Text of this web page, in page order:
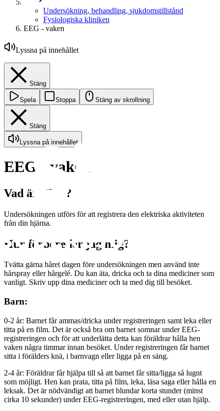
Undersökning, behandling, sjukdomstillstånd
Fysiologiska kliniken
EEG - vaken
Lyssna på innehållet
Stäng
Spela Stoppa Stäng av skrollning
Stäng
Lyssna på innehållet
EEG - vaken
Vad är EEG?
Undersökningen utförs för att registrera den elektriska aktiviteten
från din hjärna.
Hur förbereder jag mig?
Tvätta gärna håret dagen före undersökningen men använd inte
hårspray eller hårgelé. Du kan äta, dricka och ta dina mediciner som
vanligt. Skriv upp dina mediciner och ta med dig till besöket.
Barn:
0-2 år: Barnet får ammas/dricka under registreringen samt leka eller
titta på en film. Det är också bra om barnet somnar under EEG-
registreringen och för att underlätta detta kan föräldrar hålla hen
vaken några timmar innan besöket. Under registreringen får barnet
sitta i förälders knä, i barnvagn eller ligga på en säng.
2-4 år: Föräldrar får hjälpa till så att barnet får sitta/ligga så lugnt
som möjligt. Hen kan prata, titta på film, leka, läsa saga eller hålla en
leksak. Det är nödvändigt att barnet blundar korta stunder (minst
cirka 10 sekunder) under EEG-registreringen, med eller utan hjälp.